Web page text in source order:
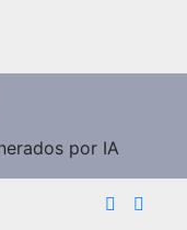
por IA